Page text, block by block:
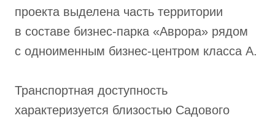
проекта выделена часть территории
в составе бизнес-парка «Аврора» рядом
с одноименным бизнес-центром класса А.
Транспортная доступность
характеризуется близостью Садового